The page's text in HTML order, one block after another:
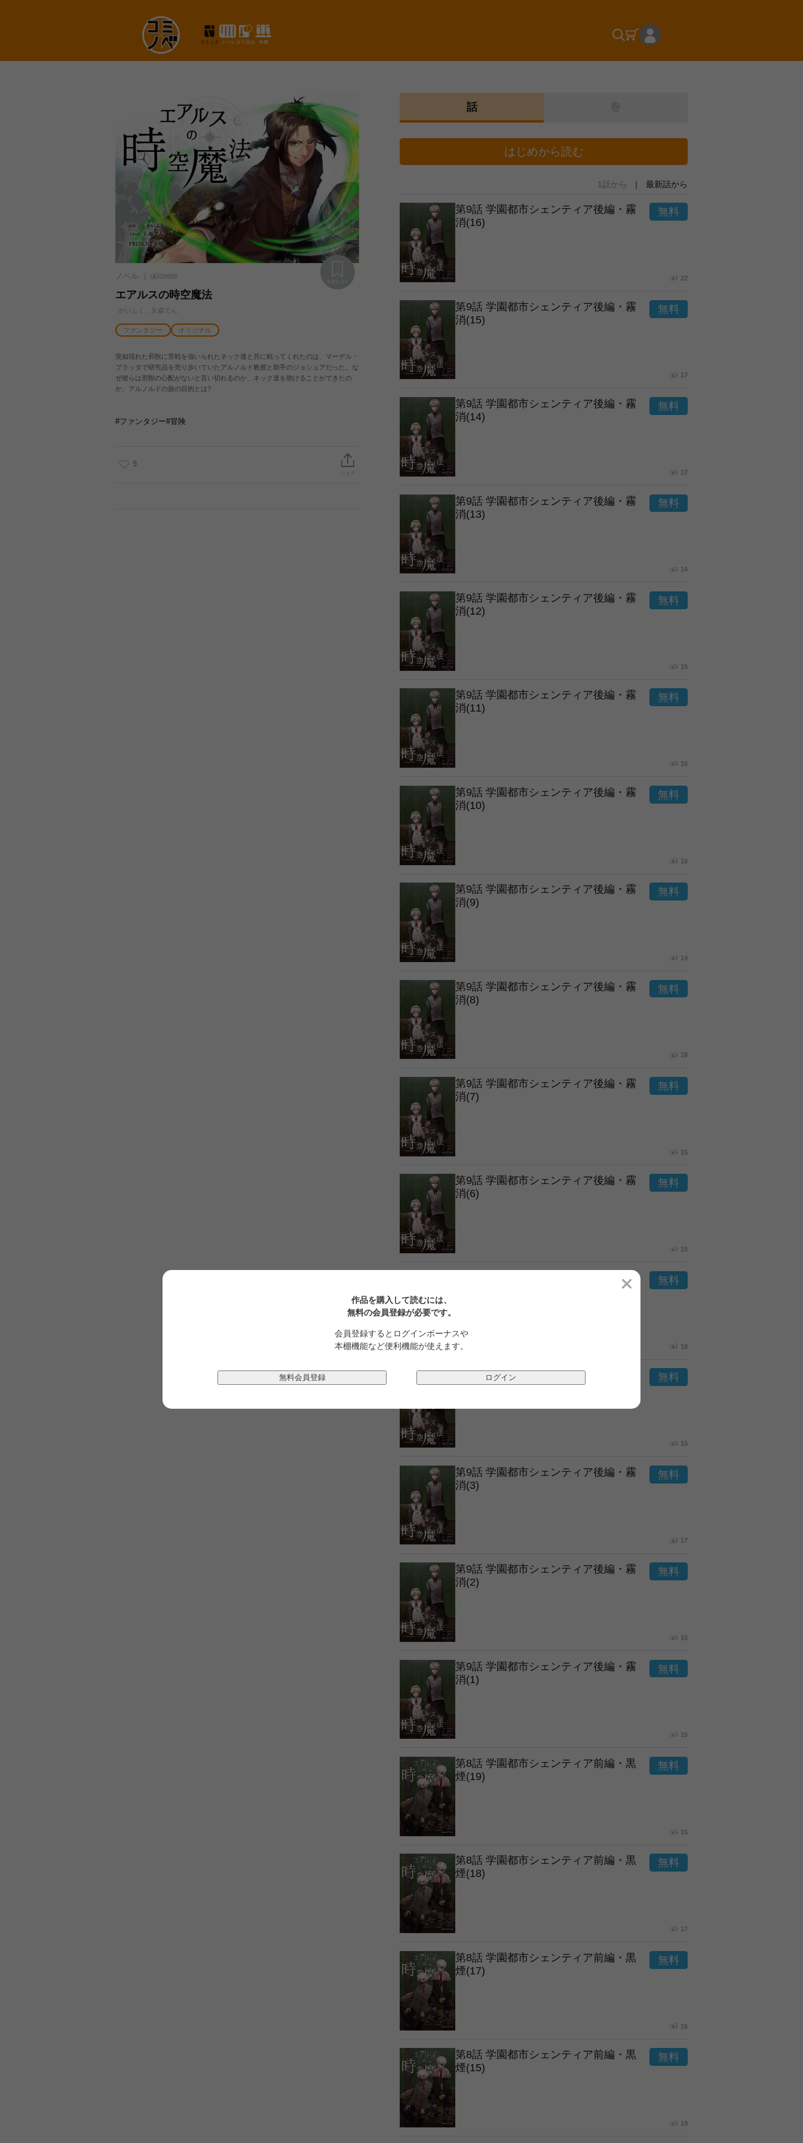
コミック ノベル タテ読み 本棚
作品を購入して読むには、
無料の会員登録が必要です。
会員登録するとログインボーナスや
本棚機能など便利機能が使えます。
無料会員登録 ログイン
ノベル 26995
エアルスの時空魔法
かいふく、矢森てん
ファンタジー オリジナル
突如現れた邪獣に苦戦を強いられたネック達と共に戦ってくれたのは、マーデル・
プラッタで研究品を売り歩いていたアルノルド教授と助手のジョシュアだった。な
ぜ彼らは邪獣の心配がないと言い切れるのか、ネック達を助けることができたの
か、アルノルドの旅の目的とは?
#ファンタジー#冒険
9
シェア
話
はじめから読む
1話から 最新話から
第9話 学園都市シェンティア後編・霧
消(16)
22
第9話 学園都市シェンティア後編・霧
消(15)
17
第9話 学園都市シェンティア後編・霧
消(14)
17
第9話 学園都市シェンティア後編・霧
消(13)
14
第9話 学園都市シェンティア後編・霧
消(12)
15
第9話 学園都市シェンティア後編・霧
消(11)
15
第9話 学園都市シェンティア後編・霧
消(10)
16
第9話 学園都市シェンティア後編・霧
消(9)
14
第9話 学園都市シェンティア後編・霧
消(8)
18
第9話 学園都市シェンティア後編・霧
消(7)
15
第9話 学園都市シェンティア後編・霧
消(6)
15
第9話 学園都市シェンティア後編・霧
18
第9話 学園都市シェンティア後編・霧
消(4)
15
第9話 学園都市シェンティア後編・霧
消(3)
17
第9話 学園都市シェンティア後編・霧
消(2)
15
第9話 学園都市シェンティア後編・霧
消(1)
15
第8話 学園都市シェンティア前編・黒
煙(19)
15
第8話 学園都市シェンティア前編・黒
煙(18)
17
第8話 学園都市シェンティア前編・黒
煙(17)
16
第8話 学園都市シェンティア前編・黒
煙(15)
19